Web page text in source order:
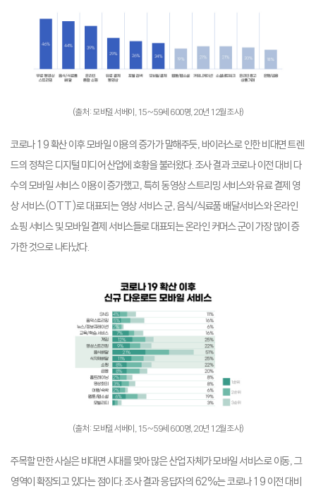
(출처: 모바일 서베이, 15~59세 600명, 20년 12월 조사)
코로나 19 확산 이후 모바일 이용의 증가가 말해주듯, 바이러스로 인한 비대면 트렌
드의 정착은 디지털 미디어 산업에 호황을 불러왔다. 조사 결과 코로나 이전 대비 다
수의 모바일 서비스 이용이 증가했고, 특히 동영상 스트리밍 서비스와 유료 결제 영
상 서비스(OTT)로 대표되는 영상 서비스 군, 음식/식료품 배달서비스와 온라인
쇼핑 서비스 및 모바일 결제 서비스들로 대표되는 온라인 커머스 군이 가장 많이 증
가한 것으로 나타났다.
(출처: 모바일 서베이, 15~59세 600명, 20년 12월 조사)
주목할 만한 사실은 비대면 시대를 맞아 많은 산업 자체가 모바일 서비스로 이동, 그
영역이 확장되고 있다는 점이다. 조사 결과 응답자의 62%는 코로나 19 이전 대비